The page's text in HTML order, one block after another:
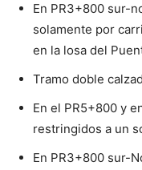
En PR3+800 sur-
solamente por
en la losa del
Tramo doble
En el PR5+800 y
restringidos a un
En PR3+800 sur-